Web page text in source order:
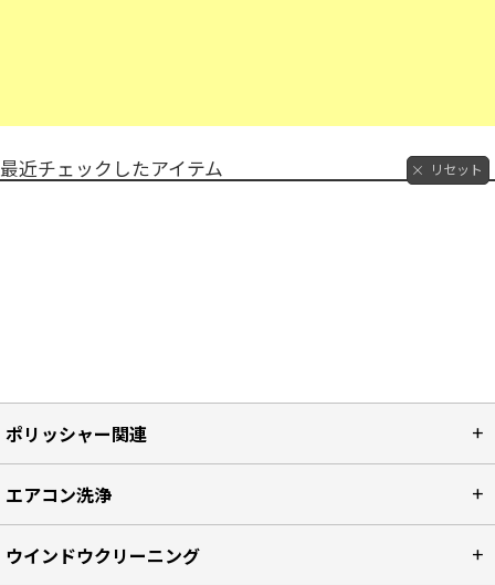
最近チェックしたアイテム リセット
ポリッシャー関連
エアコン洗浄
ウインドウクリーニング